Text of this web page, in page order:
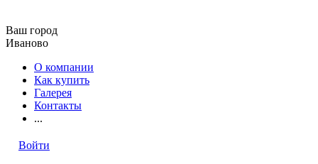
Ваш город
Иваново
О компании
Как купить
Галерея
Контакты
...
Войти